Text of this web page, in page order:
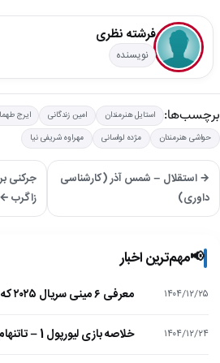
فرشته نظری
نویسنده
برچسب‌ها: استایل هنرمندان امین زندگانی ایرج
حواشی هنرمندان
مژده لواسانی مهراوه شریفی نیا
→ استقلال – شمس آذر (کارشناسی
داوری)
جرکنی
زاگرب ←
📢مهم‌ترین اخبار
۱۴۰۴/۱۲/۲۵ معرفی ۶ مینی سریال ۲۰۲۵ که نباید از دست بدهید!
۱۴۰۴/۱۲/۲۴ خلاصه بازی لیورپول 1 – تاتنهام 1 (لیگ برتر انگلیس)